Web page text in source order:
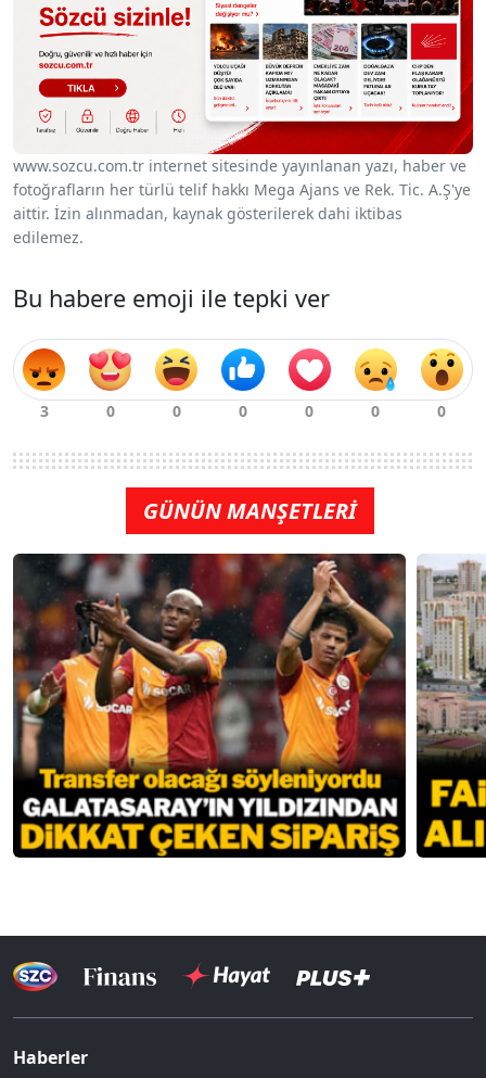
www.sozcu.com.tr internet sitesinde yayınlanan yazı, haber ve
fotoğrafların her türlü telif hakkı Mega Ajans ve Rek. Tic. A.Ş'ye
aittir. İzin alınmadan, kaynak gösterilerek dahi iktibas
edilemez.
Bu habere emoji ile tepki ver
GÜNÜN MANŞETLERİ
Haberler